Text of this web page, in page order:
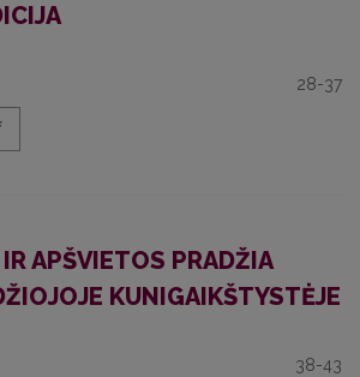
28-37
APŠVIETOS PRADŽIA
KUNIGAIKŠTYSTĖJE
38-43